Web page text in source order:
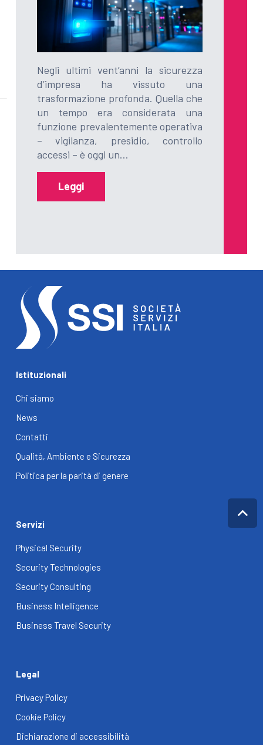
Negli ultimi vent’anni la sicurezza
d’impresa ha vissuto una
trasformazione profonda. Quella che
un tempo era considerata una
funzione prevalentemente operativa
– vigilanza, presidio, controllo
accessi – è oggi un…
Leggi
Istituzionali
Chi siamo
News
Contatti
Qualità, Ambiente e Sicurezza
Politica per la parità di genere
Servizi
Physical Security
Security Technologies
Security Consulting
Business Intelligence
Business Travel Security
Legal
Privacy Policy
Cookie Policy
Dichiarazione di accessibilità